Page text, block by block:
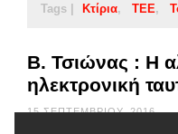
Tags | Κτίρια ΤΕΕ
Β. Τσιώνας : Η
ηλεκτρονική
15 ΣΕΠΤΕΜΒΡΊΟΥ, 2016